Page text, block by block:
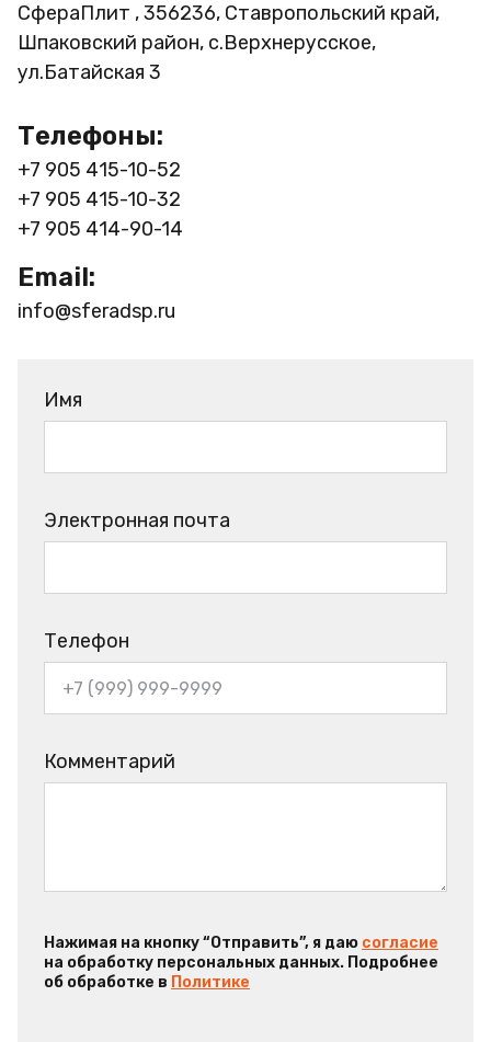
СфераПлит , 356236, Ставропольский край,
Шпаковский район, с.Верхнерусское,
ул.Батайская 3
Телефоны:
+7 905 415-10-52
+7 905 415-10-32
+7 905 414-90-14
Email:
info@sferadsp.ru
Имя
Электронная почта
Телефон
Комментарий
Нажимая на кнопку “Отправить”, я даю согласие
на обработку персональных данных. Подробнее
об обработке в Политике